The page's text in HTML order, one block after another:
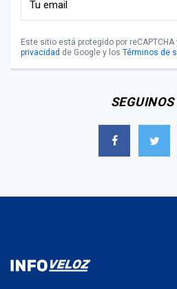
Este sitio está protegido por
privacidad de Google y los Términos de